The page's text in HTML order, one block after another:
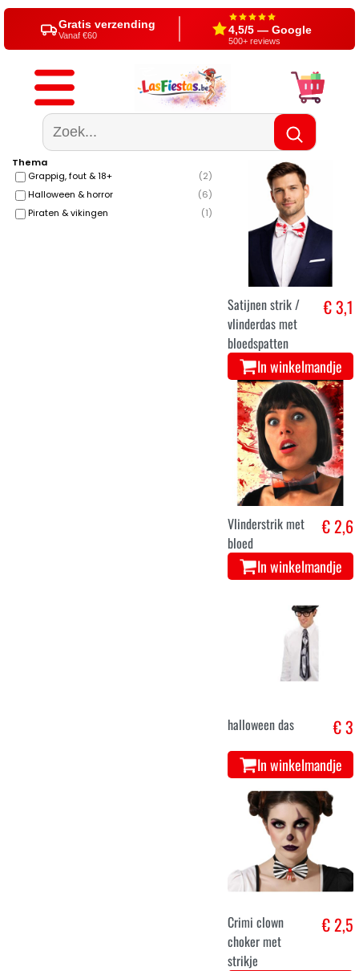
Gratis verzending
Vanaf €60 4,5/5 — Google
500+ reviews
Thema
Grappig, fout & 18+
(2)
Halloween & horror
(6)
Piraten & vikingen
(1)
Satijnen strik /
vlinderdas met
bloedspatten
€ 3,1
In winkelmandje
Vlinderstrik met
bloed
€ 2,6
In winkelmandje
halloween das € 3
In winkelmandje
Crimi clown
choker met
strikje
€ 2,5